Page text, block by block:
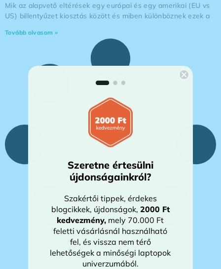
Mik az alapvető eltérések egy európai és egy amerikai (EU vs
US) billentyűzet kiosztás között és miben különböznek ezek a
Tovább olvasom »
Szeretne értesülni
újdonságainkról?
Szakértői tippek, érdekes
blogcikkek, újdonságok, 2000 Ft
kedvezmény, mely 70.000 Ft
feletti vásárlásnál használható
fel, és vissza nem térő
lehetőségek a minőségi laptopok
univerzumából.